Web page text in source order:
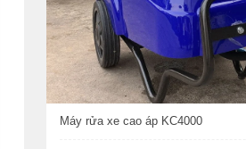
Máy rửa xe cao áp KC4000